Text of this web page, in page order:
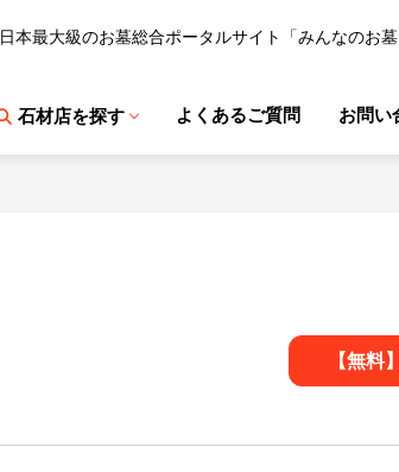
日本最大級のお墓総合ポータルサイト「みんなのお墓
石材店を探す よくあるご質問 お問い
【無料